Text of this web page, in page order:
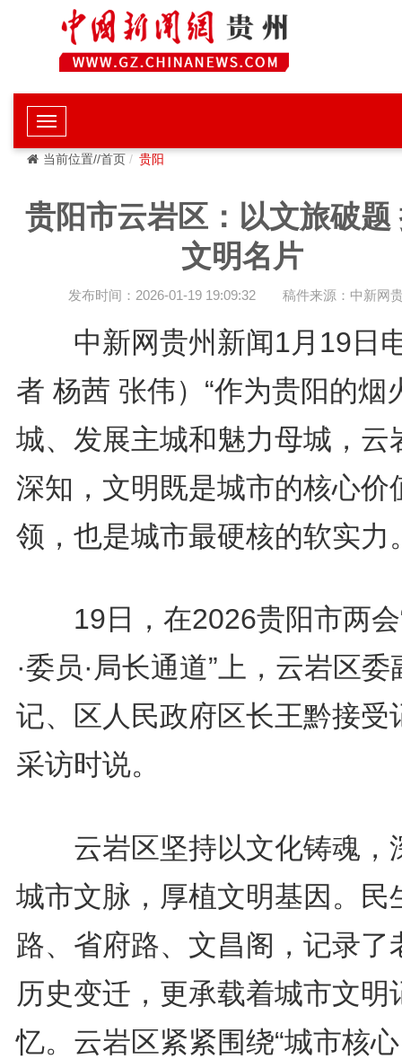
当前位置//首页 贵阳
贵阳市云岩区：以文旅破题
文明名片
发布时间：2026-01-19 19:09:32 稿件来源：中新网
中新网贵州新闻1月19日
者 杨茜 张伟）“作为贵阳的烟
城、发展主城和魅力母城，云
深知，文明既是城市的核心价
领，也是城市最硬核的软实力
19日，在2026贵阳市两会
·委员·局长通道”上，云岩区委
记、区人民政府区长王黔接受
采访时说。
云岩区坚持以文化铸魂，
城市文脉，厚植文明基因。民
路、省府路、文昌阁，记录了
历史变迁，更承载着城市文明
忆。云岩区紧紧围绕“城市核